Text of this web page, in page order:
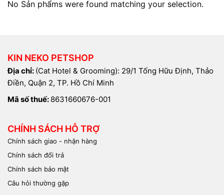
mèo conđể tạo ra một môi trường sống tốt hơn cho
No Sản phẩms were found matching your selection.
KIN NEKO PETSHOP
Địa chỉ: (Cat Hotel & Grooming): 29/1 Tống Hữu Định, Thảo
Điền, Quận 2, TP. Hồ Chí Minh
Mã số thuế: 8631660676-001
CHÍNH SÁCH HỖ TRỢ
Chính sách giao - nhận hàng
Chính sách đổi trả
Chính sách bảo mật
Câu hỏi thường gặp